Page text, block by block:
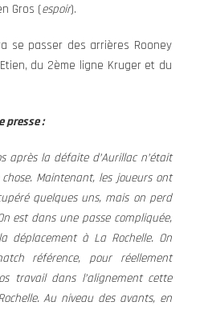
Gros (espoir).
se passer des arrières Rooney
du 2ème ligne Kruger et du
presse :
après la défaite d’Aurillac n’était
Maintenant, les joueurs ont
quelques uns, mais on perd
est dans une passe compliquée,
déplacement à La Rochelle. On
référence, pour réellement
travail dans l’alignement cette
Au niveau des avants, en